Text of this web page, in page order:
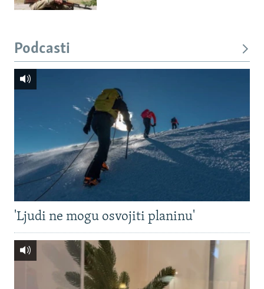
Podcasti
'Ljudi ne mogu osvojiti planinu'